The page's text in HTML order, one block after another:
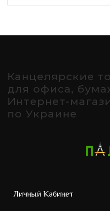
Канцелярские
для офиса,
Интернет-
по Украине
Личный Кабинет